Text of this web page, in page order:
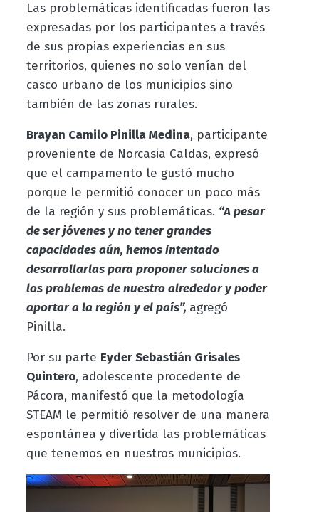
Las problemáticas identificadas fueron las
expresadas por los participantes a través
de sus propias experiencias en sus
territorios, quienes no solo venían del
casco urbano de los municipios sino
también de las zonas rurales.
Brayan Camilo Pinilla Medina, participante
proveniente de Norcasia Caldas, expresó
que el campamento le gustó mucho
porque le permitió conocer un poco más
de la región y sus problemáticas. “A pesar
de ser jóvenes y no tener grandes
capacidades aún, hemos intentado
desarrollarlas para proponer soluciones a
los problemas de nuestro alrededor y poder
aportar a la región y el país”, agregó
Pinilla.
Por su parte Eyder Sebastián Grisales
Quintero, adolescente procedente de
Pácora, manifestó que la metodología
STEAM le permitió resolver de una manera
espontánea y divertida las problemáticas
que tenemos en nuestros municipios.